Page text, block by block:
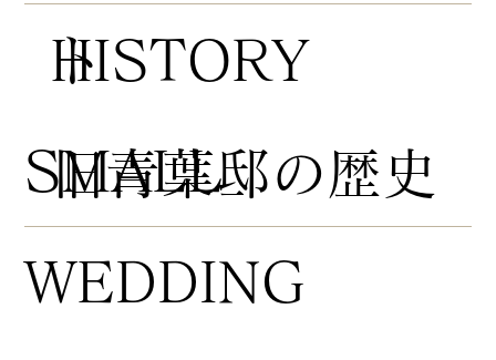
HISTORY
​旧青葉邸の歴史
ト
​SMALL
WEDDING